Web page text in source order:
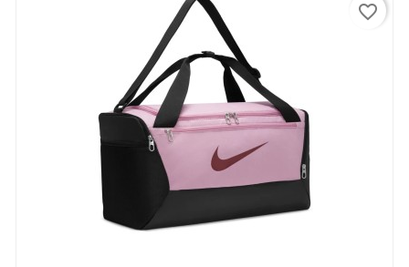
favorite_border